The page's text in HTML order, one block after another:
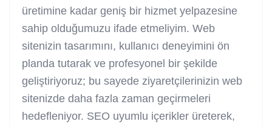
üretimine kadar geniş bir hizmet yelpazesine
sahip olduğumuzu ifade etmeliyim. Web
sitenizin tasarımını, kullanıcı deneyimini ön
planda tutarak ve profesyonel bir şekilde
geliştiriyoruz; bu sayede ziyaretçilerinizin web
sitenizde daha fazla zaman geçirmeleri
hedefleniyor. SEO uyumlu içerikler üreterek,